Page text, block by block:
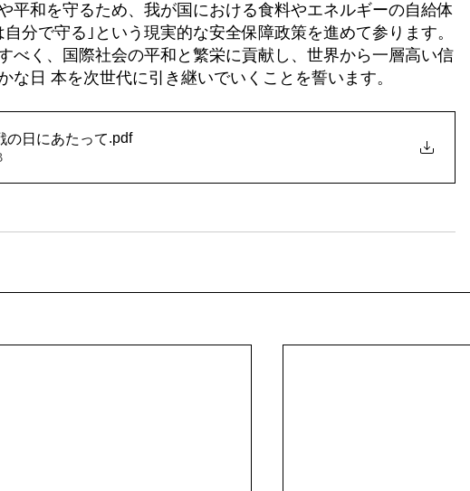
平和を守るため、我が国における食料やエネルギーの自給体
分で守る｣という現実的な安全保障政策を進めて参ります。
べく、国際社会の平和と繁栄に貢献し、世界から一層高い信
な日 本を次世代に引き継いでいくことを誓います。
の日にあたって.pdf